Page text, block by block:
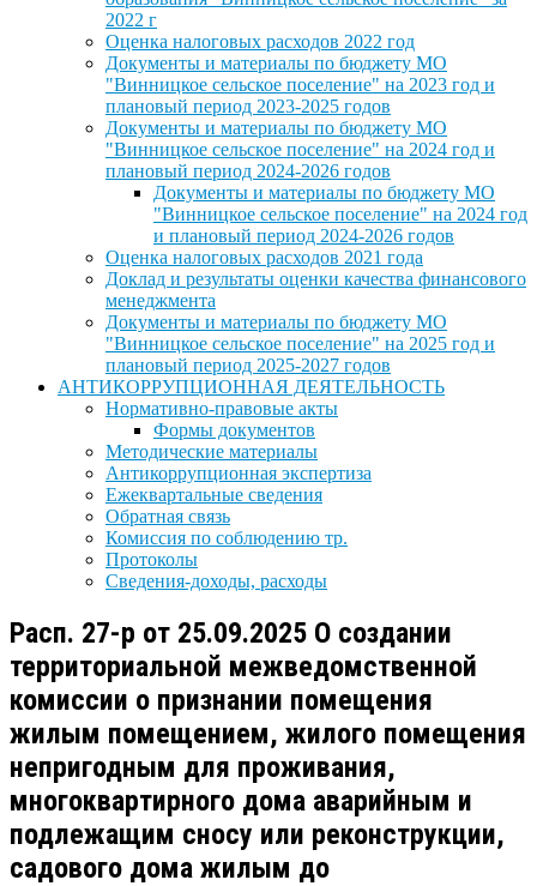
2022 г
Оценка налоговых расходов 2022 год
Документы и материалы по бюджету МО
"Винницкое сельское поселение" на 2023 год и
плановый период 2023-2025 годов
Документы и материалы по бюджету МО
"Винницкое сельское поселение" на 2024 год и
плановый период 2024-2026 годов
Документы и материалы по бюджету МО
"Винницкое сельское поселение" на 2024 год
и плановый период 2024-2026 годов
Оценка налоговых расходов 2021 года
Доклад и результаты оценки качества финансового
менеджмента
Документы и материалы по бюджету МО
"Винницкое сельское поселение" на 2025 год и
плановый период 2025-2027 годов
АНТИКОРРУПЦИОННАЯ ДЕЯТЕЛЬНОСТЬ
Нормативно-правовые акты
Формы документов
Методические материалы
Антикоррупционная экспертиза
Ежеквартальные сведения
Обратная связь
Комиссия по соблюдению тр.
Протоколы
Сведения-доходы, расходы
Расп. 27-р от 25.09.2025 О создании
территориальной межведомственной
комиссии о признании помещения
жилым помещением, жилого помещения
непригодным для проживания,
многоквартирного дома аварийным и
подлежащим сносу или реконструкции,
садового дома жилым до